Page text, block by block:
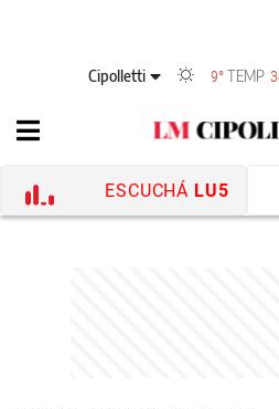
Cipolletti 9° TEMP
ESCUCHÁ LU5